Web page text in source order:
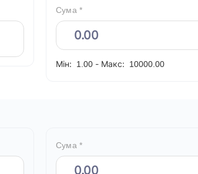
Сума *
Мін: 1.00 - Макс: 10000.00
Сума *